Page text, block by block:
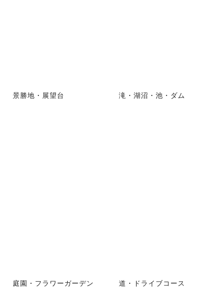
景勝地・展望台 滝・湖沼・池・ダム
庭園・フラワーガーデン 道・ドライブコース